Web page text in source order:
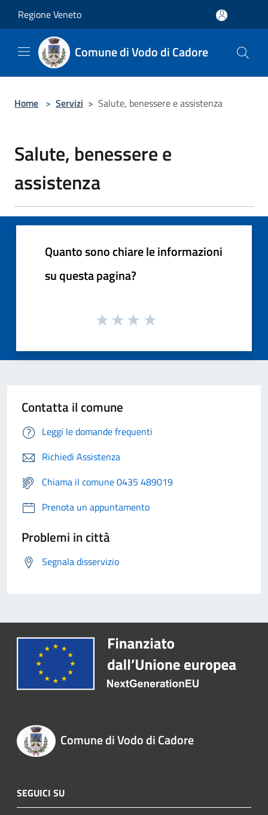
Regione Veneto
Comune di Vodo di Cadore
Home > Servizi > Salute, benessere e assistenza
Salute, benessere e
assistenza
Quanto sono chiare le informazioni
su questa pagina?
Contatta il comune
Leggi le domande frequenti
Richiedi Assistenza
Chiama il comune 0435 489019
Prenota un appuntamento
Problemi in città
Segnala disservizio
Comune di Vodo di Cadore
SEGUICI SU